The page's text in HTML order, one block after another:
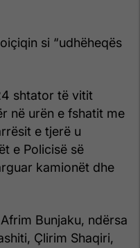
si “udhëheqës
shtator të vitit
në urën e fshatit me
e tjerë u
e Policisë së
kamionët dhe
Bunjaku, ndërsa
Çlirim Shaqiri,